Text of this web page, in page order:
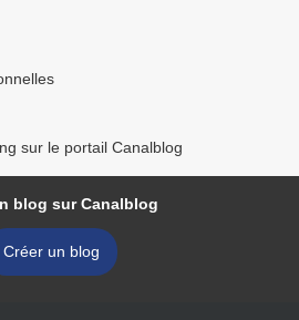
sur le portail Canalblog
blog sur Canalblog
Créer un blog